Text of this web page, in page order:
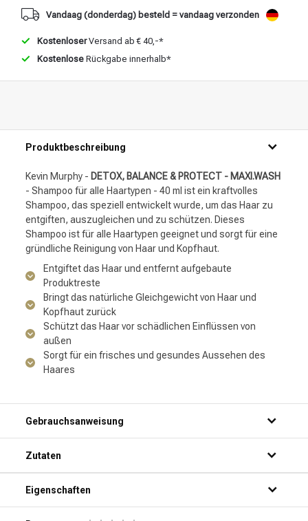
Vandaag (donderdag) besteld = vandaag verzonden
KostenloserVersand ab € 40,-*
Kostenlose Rückgabe innerhalb*
Produktbeschreibung
Kevin Murphy - DETOX, BALANCE & PROTECT - MAXI.WASH
- Shampoo für alle Haartypen - 40 ml ist ein kraftvolles
Shampoo, das speziell entwickelt wurde, um das Haar zu
entgiften, auszugleichen und zu schützen. Dieses
Shampoo ist für alle Haartypen geeignet und sorgt für eine
gründliche Reinigung von Haar und Kopfhaut.
Entgiftet das Haar und entfernt aufgebaute
Produktreste
Bringt das natürliche Gleichgewicht von Haar und
Kopfhaut zurück
Schützt das Haar vor schädlichen Einflüssen von
außen
Sorgt für ein frisches und gesundes Aussehen des
Haares
Gebrauchsanweisung
Schritt 2: Trage eine kleine Menge Shampoo auf deine
Handflächen auf.
Schritt 3: Massiere das Shampoo sanft in dein Haar und
Schritt 4: Spüle das Shampoo gründlich mit warmem
Zutaten
Eigenschaften